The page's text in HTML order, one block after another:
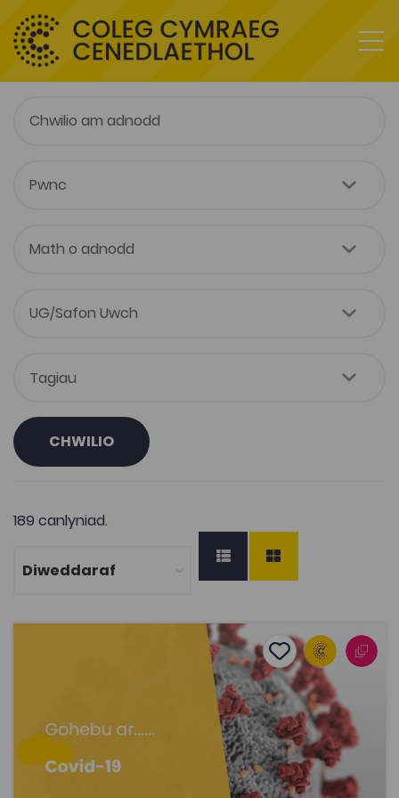
CHWILIO
189 canlyniad.
Gohebu ar...Covid-19
Add to favourites
Add to favourites
Tagiau
Newyddiaduraeth a Chyfathrebu
Gwobr Adnodd Cyfrwng Cymraeg Rhagorol